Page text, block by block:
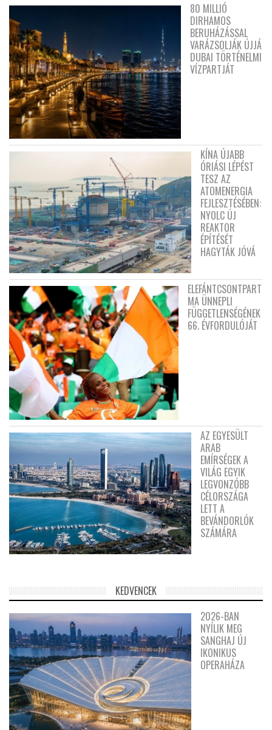
80 MILLIÓ
DIRHAMOS
BERUHÁZÁSSAL
VARÁZSOLJÁK ÚJJÁ
DUBAI TÖRTÉNELMI
VÍZPARTJÁT
KÍNA ÚJABB
ÓRIÁSI LÉPÉST
TESZ AZ
ATOMENERGIA
FEJLESZTÉSÉBEN:
NYOLC ÚJ
REAKTOR
ÉPÍTÉSÉT
HAGYTÁK JÓVÁ
ELEFÁNTCSONTPART
MA ÜNNEPLI
FÜGGETLENSÉGÉNEK
66. ÉVFORDULÓJÁT
AZ EGYESÜLT
ARAB
EMÍRSÉGEK A
VILÁG EGYIK
LEGVONZÓBB
CÉLORSZÁGA
LETT A
BEVÁNDORLÓK
SZÁMÁRA
KEDVENCEK
2026-BAN
NYÍLIK MEG
SANGHAJ ÚJ
IKONIKUS
OPERAHÁZA